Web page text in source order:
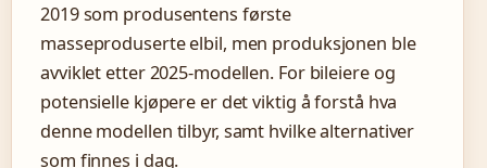
2019 som produsentens første
masseproduserte elbil, men produksjonen ble
avviklet etter 2025-modellen. For bileiere og
potensielle kjøpere er det viktig å forstå hva
denne modellen tilbyr, samt hvilke alternativer
som finnes i dag.